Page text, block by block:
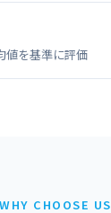
値を基準に評価
WHY CHOOSE US